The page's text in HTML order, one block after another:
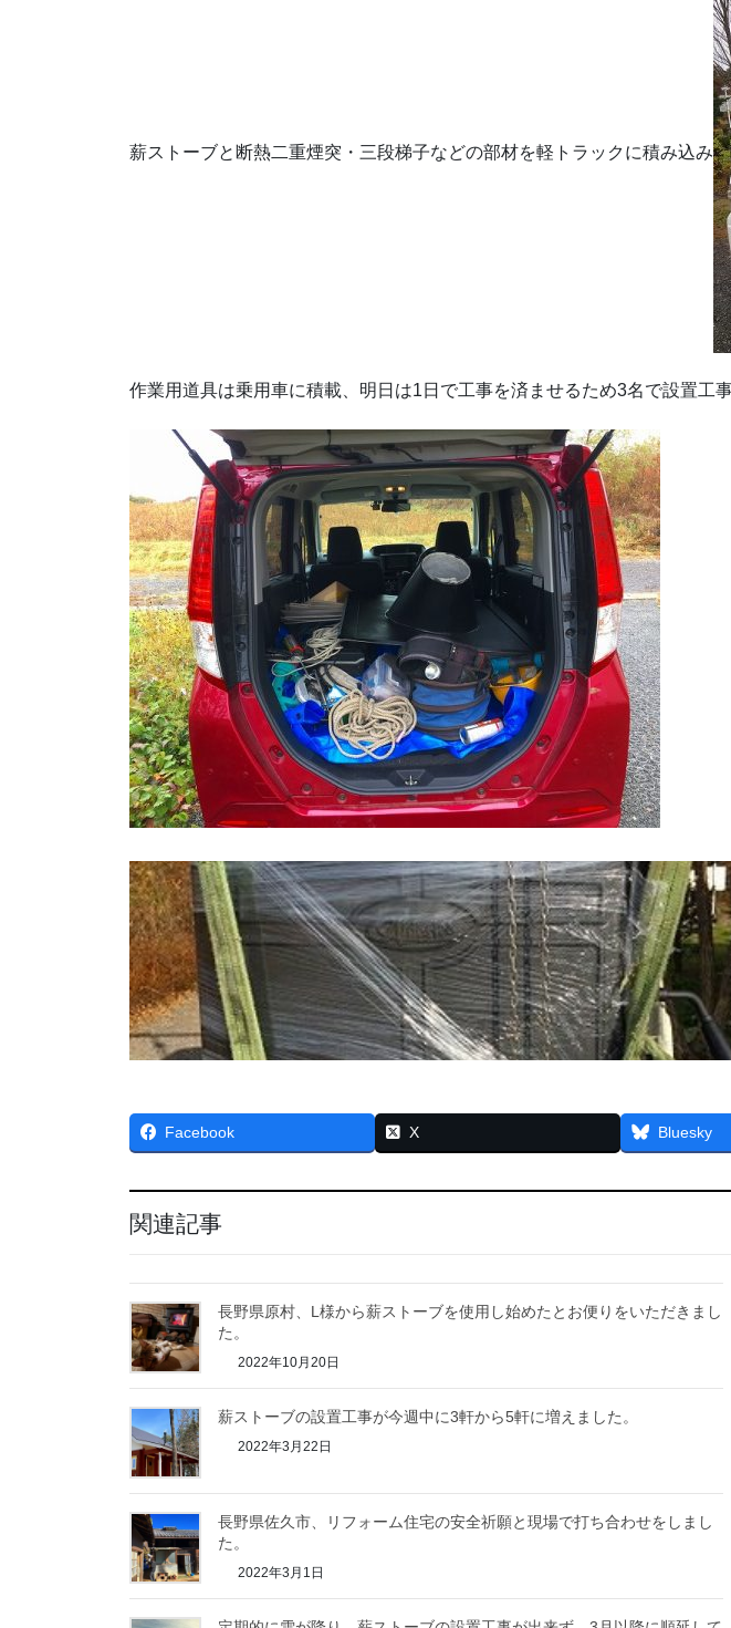
薪ストーブと断熱二重煙突・三段梯子などの部材を軽トラックに積み込み
作業用道具は乗用車に積載、明日は1日で工事を済ませるため3名で設置工事
Facebook X Bluesky
関連記事
長野県原村、L様から薪ストーブを使用し始めたとお便りをいただきまし
た。
2022年10月20日
薪ストーブの設置工事が今週中に3軒から5軒に増えました。
2022年3月22日
長野県佐久市、リフォーム住宅の安全祈願と現場で打ち合わせをしまし
た。
2022年3月1日